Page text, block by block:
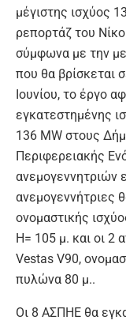
μέγιστης ισχύος
ρεπορτάζ του
σύμφωνα με την
που θα βρίσκεται
Ιουνίου, το έργο
εγκατεστημένης
136 MW στους
Περιφερειακής
ανεμογεννητριών
ανεμογεννήτριες
ονομαστικής
Η= 105 μ. και οι 2
Vestas V90,
πυλώνα 80 μ..
Οι 8 ΑΣΠΗΕ θα